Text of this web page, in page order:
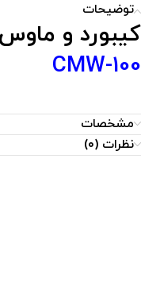
توضیحات
کیبورد و
CMW-100
مشخصات
نظرات (0)